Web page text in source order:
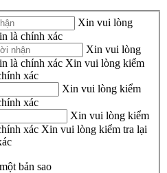
Xin vui lòng
tin là chính xác
Xin vui lòng
tin là chính xác Xin vui lòng kiểm
chính xác
Xin vui lòng kiểm
chính xác
Xin vui lòng kiểm
chính xác Xin vui lòng kiểm tra lại
Xin vui lòng gửi cho tôi một bản sao